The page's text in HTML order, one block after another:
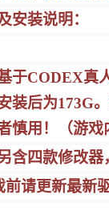
安装说明：
于CODEX真
装后为173G
慎用！（游戏
含四款修改器
前请更新最新